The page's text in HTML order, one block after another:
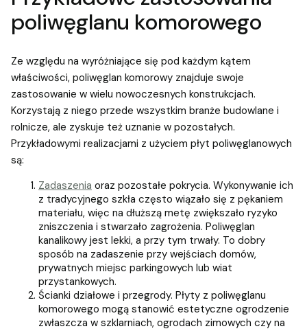
poliwęglanu komorowego
Ze względu na wyróżniające się pod każdym kątem
właściwości, poliwęglan komorowy znajduje swoje
zastosowanie w wielu nowoczesnych konstrukcjach.
Korzystają z niego przede wszystkim branże budowlane i
rolnicze, ale zyskuje też uznanie w pozostałych.
Przykładowymi realizacjami z użyciem płyt poliwęglanowych
są:
Zadaszenia oraz pozostałe pokrycia. Wykonywanie ich
z tradycyjnego szkła często wiązało się z pękaniem
materiału, więc na dłuższą metę zwiększało ryzyko
zniszczenia i stwarzało zagrożenia. Poliwęglan
kanalikowy jest lekki, a przy tym trwały. To dobry
sposób na zadaszenie przy wejściach domów,
prywatnych miejsc parkingowych lub wiat
przystankowych.
Ścianki działowe i przegrody. Płyty z poliwęglanu
komorowego mogą stanowić estetyczne ogrodzenie
zwłaszcza w szklarniach, ogrodach zimowych czy na